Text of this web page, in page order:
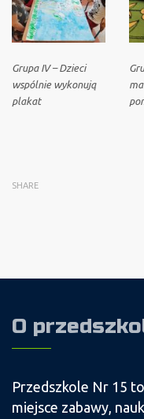
Grupa IV – Dzieci
wspólnie wykonują
plakat
SHARE
O
Przedszkole Nr 15
miejsce zabawy,